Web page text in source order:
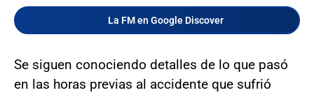
La FM en Google Discover
Se siguen conociendo detalles de lo que pasó
en las horas previas al accidente que sufrió